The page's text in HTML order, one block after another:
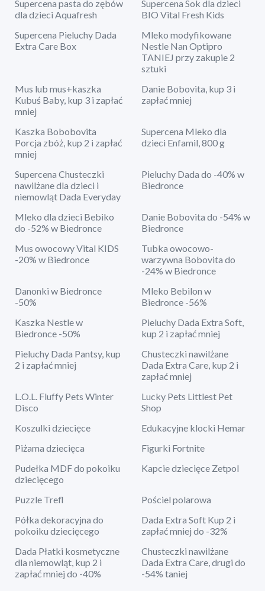
Supercena pasta do zębów
dla dzieci Aquafresh
Supercena Sok dla dzieci
BIO Vital Fresh Kids
Supercena Pieluchy Dada
Extra Care Box
Mleko modyfikowane
Nestle Nan Optipro
TANIEJ przy zakupie 2
sztuki
Mus lub mus+kaszka
Kubuś Baby, kup 3 i zapłać
mniej
Danie Bobovita, kup 3 i
zapłać mniej
Kaszka Bobobovita
Porcja zbóż, kup 2 i zapłać
mniej
Supercena Mleko dla
dzieci Enfamil, 800 g
Supercena Chusteczki
nawilżane dla dzieci i
niemowląt Dada Everyday
Pieluchy Dada do -40% w
Biedronce
Mleko dla dzieci Bebiko
do -52% w Biedronce
Danie Bobovita do -54% w
Biedronce
Mus owocowy Vital KIDS
-20% w Biedronce
Tubka owocowo-
warzywna Bobovita do
-24% w Biedronce
Danonki w Biedronce
-50%
Mleko Bebilon w
Biedronce -56%
Kaszka Nestle w
Biedronce -50%
Pieluchy Dada Extra Soft,
kup 2 i zapłać mniej
Pieluchy Dada Pantsy, kup
2 i zapłać mniej
Chusteczki nawilżane
Dada Extra Care, kup 2 i
zapłać mniej
L.O.L. Fluffy Pets Winter
Disco
Lucky Pets Littlest Pet
Shop
Koszulki dziecięce
Edukacyjne klocki Hemar
Piżama dziecięca
Figurki Fortnite
Pudełka MDF do pokoiku
dziecięcego
Kapcie dziecięce Zetpol
Puzzle Trefl
Pościel polarowa
Półka dekoracyjna do
pokoiku dziecięcego
Dada Extra Soft Kup 2 i
zapłać mniej do -32%
Dada Płatki kosmetyczne
dla niemowląt, kup 2 i
zapłać mniej do -40%
Chusteczki nawilżane
Dada Extra Care, drugi do
-54% taniej